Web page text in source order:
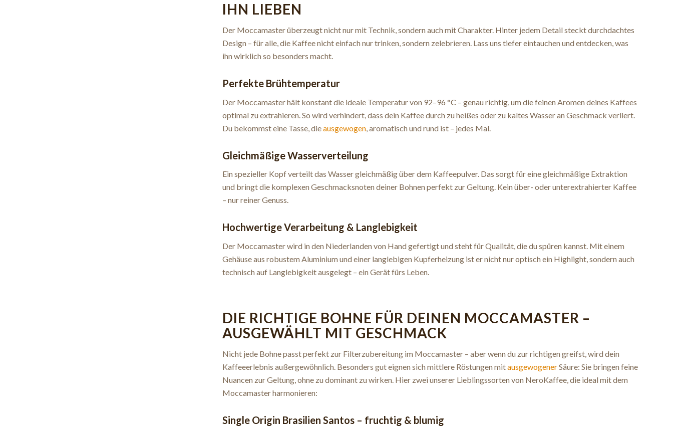
IHN LIEBEN
Der Moccamaster überzeugt nicht nur mit Technik, sondern auch mit Charakter. Hinter jedem Detail steckt durchdachtes
Design – für alle, die Kaffee nicht einfach nur trinken, sondern zelebrieren. Lass uns tiefer eintauchen und entdecken, was
ihn wirklich so besonders macht.
Perfekte Brühtemperatur
Der Moccamaster hält konstant die ideale Temperatur von 92–96 °C – genau richtig, um die feinen Aromen deines Kaffees
optimal zu extrahieren. So wird verhindert, dass dein Kaffee durch zu heißes oder zu kaltes Wasser an Geschmack verliert.
Du bekommst eine Tasse, dieausgewogen, aromatisch und rund ist – jedes Mal.
Gleichmäßige Wasserverteilung
Ein spezieller Kopf verteilt das Wasser gleichmäßig über dem Kaffeepulver. Das sorgt für eine gleichmäßige Extraktion
und bringt die komplexen Geschmacksnoten deiner Bohnen perfekt zur Geltung. Kein über- oder unterextrahierter Kaffee
– nur reiner Genuss.
Hochwertige Verarbeitung & Langlebigkeit
Der Moccamaster wird in den Niederlanden von Hand gefertigt und steht für Qualität, die du spüren kannst. Mit einem
Gehäuse aus robustem Aluminium und einer langlebigen Kupferheizung ist er nicht nur optisch ein Highlight, sondern auch
technisch auf Langlebigkeit ausgelegt – ein Gerät fürs Leben.
DIE RICHTIGE BOHNE FÜR DEINEN MOCCAMASTER –
AUSGEWÄHLT MIT GESCHMACK
Nicht jede Bohne passt perfekt zur Filterzubereitung im Moccamaster – aber wenn du zur richtigen greifst, wird dein
Kaffeeerlebnis außergewöhnlich. Besonders gut eignen sich mittlere Röstungen mitausgewogenerSäure: Sie bringen feine
Nuancen zur Geltung, ohne zu dominant zu wirken. Hier zwei unserer Lieblingssorten von NeroKaffee, die ideal mit dem
Moccamaster harmonieren:
Single Origin Brasilien Santos– fruchtig & blumig